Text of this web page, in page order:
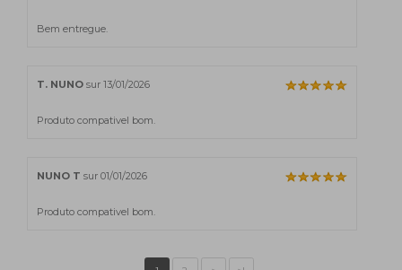
Bem entregue.
T. NUNO sur 13/01/2026
Produto compativel bom.
NUNO T sur 01/01/2026
Produto compativel bom.